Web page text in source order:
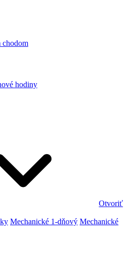
chodom
hodiny
Otvoriť
Mechanické 1-dňový Mechanické